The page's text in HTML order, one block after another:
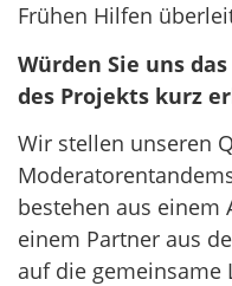
Frühen Hilfen
Würden Sie uns
des Projekts kurz
Wir stellen unseren
bestehen aus einem
einem Partner aus
auf die gemeinsame